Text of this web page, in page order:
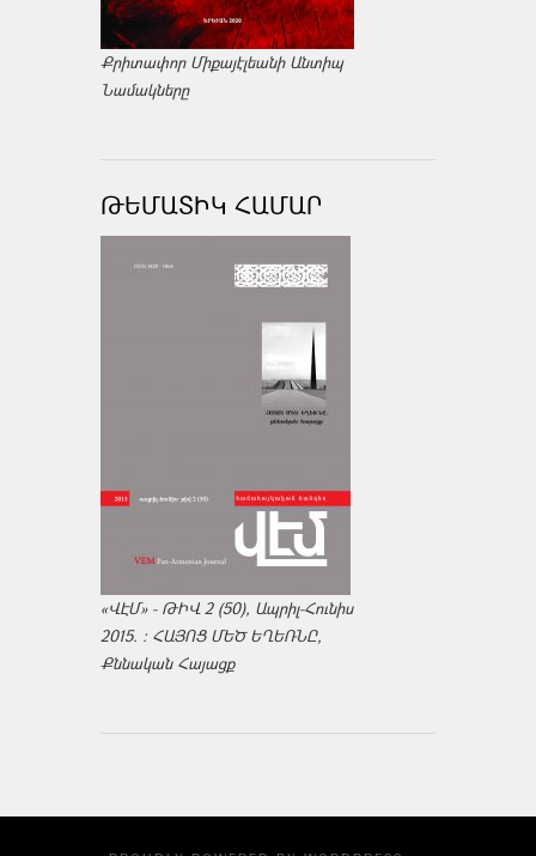
Քրիտափոր Միքայէլեանի Անտիպ
Նամակները
ԹԵՄԱՏԻԿ ՀԱՄԱՐ
«ՎԷՄ» - ԹԻՎ 2 (50), Ապրիլ-Հունիս
2015. : ՀԱՅՈՑ ՄԵԾ ԵՂԵՌՆԸ,
Քննական Հայացք